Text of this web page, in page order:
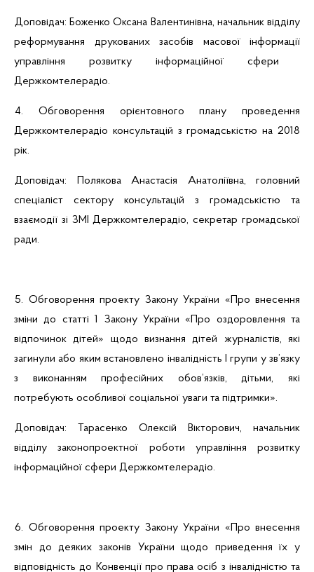
Доповідач: Боженко Оксана Валентинівна, начальник відділу
реформування друкованих засобів масової інформації
управління розвитку інформаційної сфери
Держкомтелерадіо.
4. Обговорення орієнтовного плану проведення
Держкомтелерадіо консультацій з громадськістю на 2018
рік.
Доповідач: Полякова Анастасія Анатоліївна, головний
спеціаліст сектору консультацій з громадськістю та
взаємодії зі ЗМІ Держкомтелерадіо, секретар громадської
ради.
5. Обговорення проекту Закону України «Про внесення
зміни до статті 1 Закону України «Про оздоровлення та
відпочинок дітей» щодо визнання дітей журналістів, які
загинули або яким встановлено інвалідність І групи у зв’язку
з виконанням професійних обов’язків, дітьми, які
потребують особливої соціальної уваги та підтримки».
Доповідач: Тарасенко Олексій Вікторович, начальник
відділу законопроектної роботи управління розвитку
інформаційної сфери Держкомтелерадіо.
6. Обговорення проекту Закону України «Про внесення
змін до деяких законів України щодо приведення їх у
відповідність до Конвенції про права осіб з інвалідністю та